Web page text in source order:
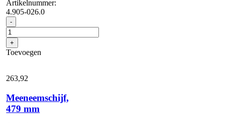
Artikelnummer:
4.905-026.0
- Scheibenbürste,
Middel,
rood,
510
mm
+
Toevoegen
263,92
Meeneemschijf,
479 mm